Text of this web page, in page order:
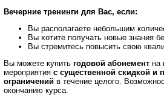
Вечерние тренинги для Вас, если:
Вы располагаете небольшим
Вы хотите получать новые знания
Вы стремитесь повысить свою
Вы можете купить годовой абонемент на
мероприятия c существенной скидкой и
ограничений в течение целого.
окончанию курса.